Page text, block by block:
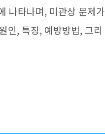
나타나며, 미관상 문제가
인, 특징, 예방방법, 그리